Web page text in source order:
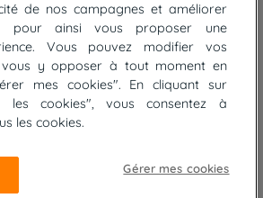
à vélo
Reales
à pied
Madère
de nos campagnes et améliorer
pour ainsi vous proposer une
Vous pouvez modifier vos
vous y opposer à tout moment en
mes cookies". En cliquant sur
les cookies", vous consentez à
les cookies.
Gérer mes cookies